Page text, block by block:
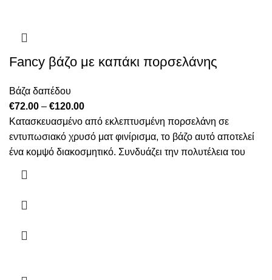
Fancy βάζο με καπάκι πορσελάνης
Βάζα δαπέδου
€72.00 – €120.00Price
range:
€72.00
through
Κατασκευασμένο από εκλεπτυσμένη πορσελάνη σε
εντυπωσιακό χρυσό ματ φινίρισμα, το βάζο αυτό αποτελεί
ένα κομψό διακοσμητικό. Συνδυάζει την πολυτέλεια του
έχει